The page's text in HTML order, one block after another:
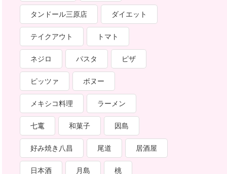
タンドール三原店 ダイエット
テイクアウト トマト
ネジロ パスタ ピザ
ピッツァ ボヌー
メキシコ料理 ラーメン
七竃 和菓子 因島
好み焼き八昌 尾道 居酒屋
日本酒 月島 桃